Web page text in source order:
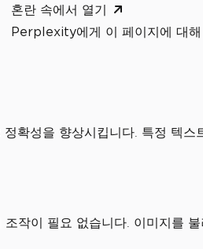
혼란 속에서 열기
Perplexity에게 이 페이지에 대해
확성을 향상시킵니다. 특정 텍스
작이 필요 없습니다. 이미지를